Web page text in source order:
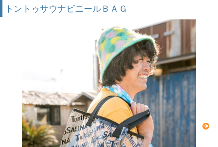
トントゥサウナビニールＢＡＧ